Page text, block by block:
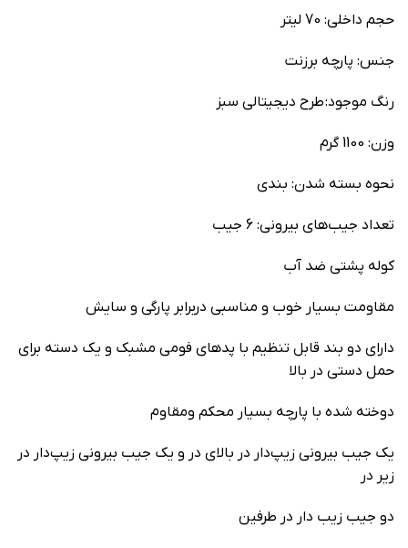
حجم داخلی: 70 لیتر
جنس: پارچه برزنت
رنگ موجود: طرح دیجیتالی سبز
وزن: 1100 گرم
نحوه بسته شدن: بندی
تعداد جیب‌های بیرونی: 6 جیب
کوله پشتی ضد آب
مقاومت بسیار خوب و مناسبی دربرابر پارگی و سایش
دارای دو بند قابل تنظیم با پد‌های فومی مشبک و یک دسته برای
حمل دستی در بالا
دوخته شده با پارچه بسیار محکم ومقاوم
یک جیب بیرونی زیپ‌دار در بالای در و یک جیب‌ بیرونی زیپ‌دار در
زیر در
دو جیب زیب دار در طرفین